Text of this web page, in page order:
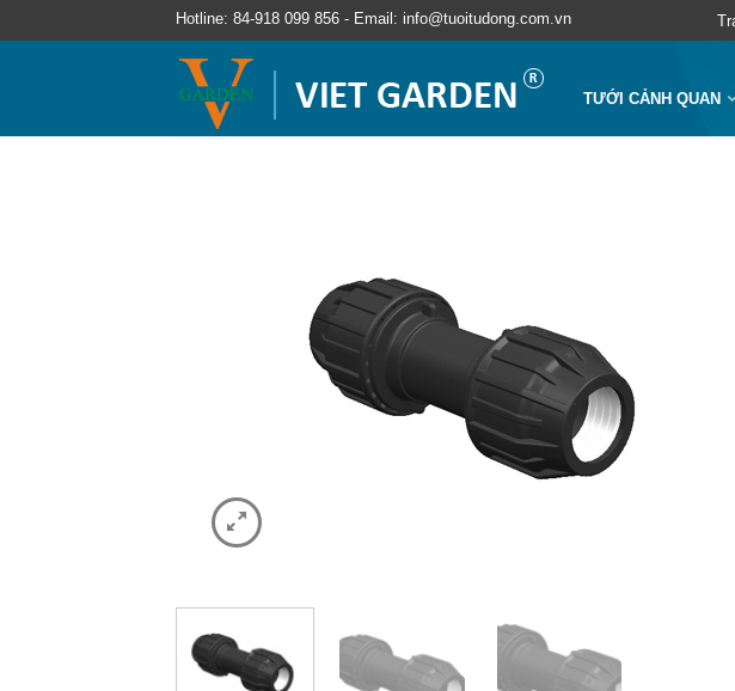
Hotline: 84-918 099 856 - Email: info@tuoitudong.com.vn
TƯỚI CẢNH QUAN